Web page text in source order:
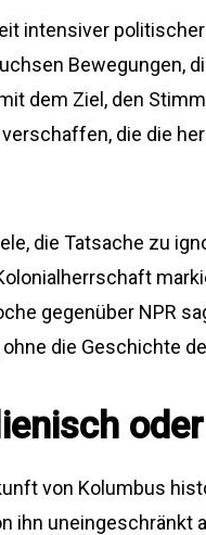
intensiver
Bewegungen,
dem Ziel, den
die die
die Tatsache zu
gegenüber NPR
die Geschichte
von Kolumbus
ihn uneingeschränkt